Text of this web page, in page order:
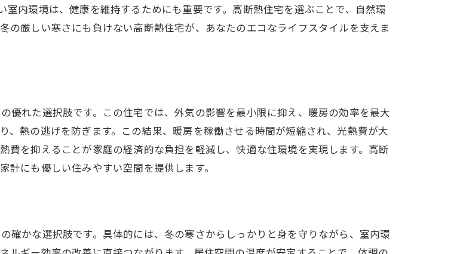
高断熱住宅実践例
断熱住宅の工夫
を最大限に発揮する方法
必需品高断熱住宅の魅力を深掘り
を徹底解説
需品である理由
を最大限に活用する
内環境は、健康を維持するためにも重要です。高断熱住宅を選ぶことで、自然環
厳しい寒さにも負けない高断熱住宅が、あなたのエコなライフスタイルを支えま
優れた選択肢です。この住宅では、外気の影響を最小限に抑え、暖房の効率を最大
熱の逃げを防ぎます。この結果、暖房を稼働させる時間が短縮され、光熱費が大
費を抑えることが家庭の経済的な負担を軽減し、快適な住環境を実現します。高断
にも優しい住みやすい空間を提供します。
確かな選択肢です。具体的には、冬の寒さからしっかりと身を守りながら、室内環